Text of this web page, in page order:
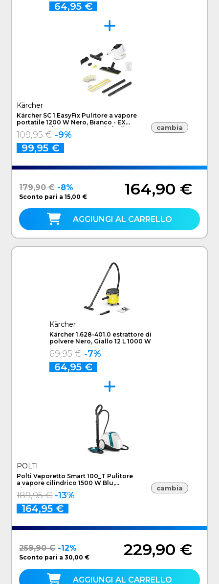
64,95 €
Kärcher
Kärcher SC 1 EasyFix Pulitore a vapore
portatile 1200 W Nero, Bianco - EX
DEMO prodotto nuovo con imballo
aperto
109,95 € -9%
99,95 €
cambia
179,90 € -8%
Sconto pari a 15,00 € 164,90 €
AGGIUNGI AL CARRELLO
Kärcher
Kärcher 1.628-401.0 estrattore di
polvere Nero, Giallo 12 L 1000 W
69,95 € -7%
64,95 €
POLTI
Polti Vaporetto Smart 100_T Pulitore
a vapore cilindrico 1500 W Blu,
Bianco
189,95 € -13%
164,95 €
cambia
259,90 € -12%
Sconto pari a 30,00 € 229,90 €
AGGIUNGI AL CARRELLO